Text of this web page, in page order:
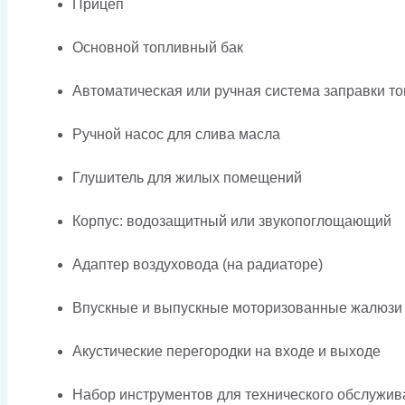
Прицеп
Основной топливный бак
Автоматическая или ручная система заправки
Ручной насос для слива масла
Глушитель для жилых помещений
Корпус: водозащитный или звукопоглощающий
Адаптер воздуховода (на радиаторе)
Впускные и выпускные моторизованные жалюзи
Акустические перегородки на входе и выходе
Набор инструментов для технического